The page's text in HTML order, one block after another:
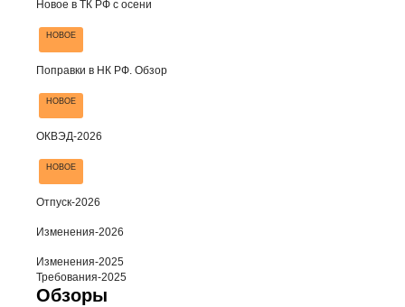
Новое в ТК РФ с осени
НОВОЕ
Поправки в НК РФ. Обзор
НОВОЕ
ОКВЭД-2026
НОВОЕ
Отпуск-2026
Изменения-2026
Изменения-2025
Требования-2025
Обзоры